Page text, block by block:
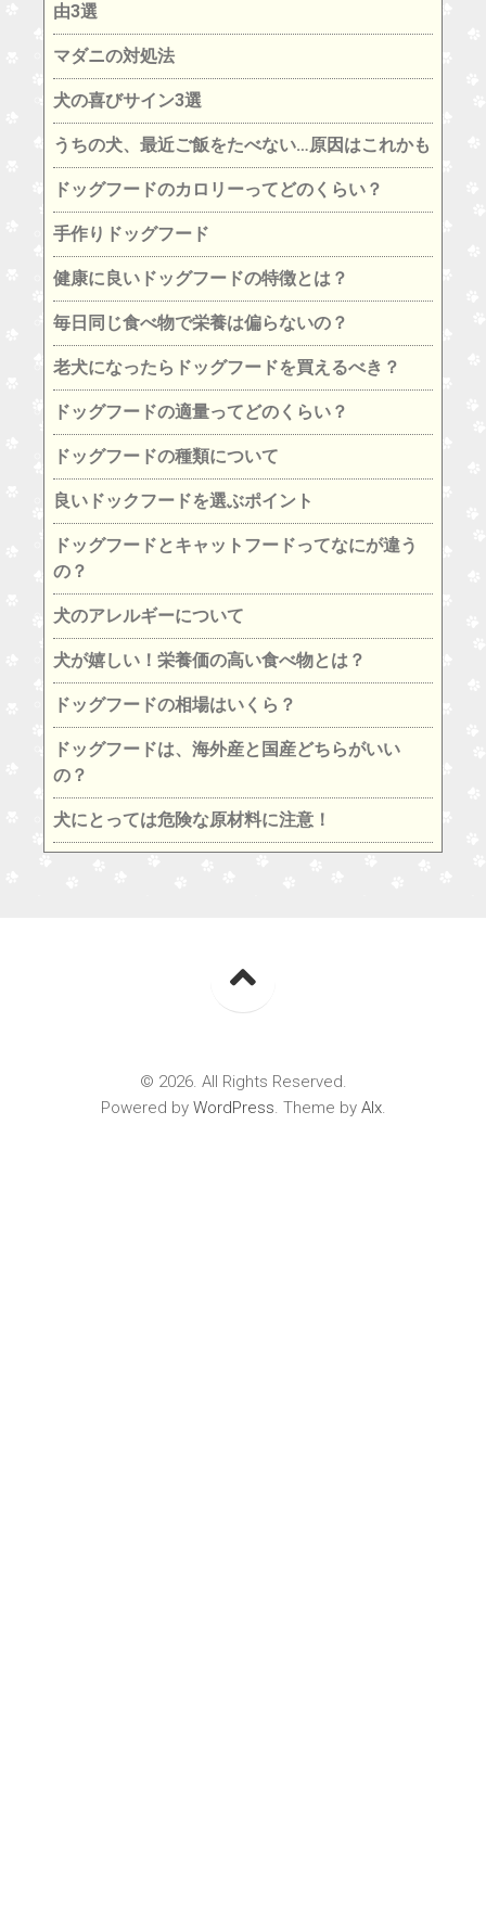
由3選
マダニの対処法
犬の喜びサイン3選
うちの犬、最近ご飯をたべない…原因はこれかも
ドッグフードのカロリーってどのくらい？
手作りドッグフード
健康に良いドッグフードの特徴とは？
毎日同じ食べ物で栄養は偏らないの？
老犬になったらドッグフードを買えるべき？
ドッグフードの適量ってどのくらい？
ドッグフードの種類について
良いドックフードを選ぶポイント
ドッグフードとキャットフードってなにが違う
の？
犬のアレルギーについて
犬が嬉しい！栄養価の高い食べ物とは？
ドッグフードの相場はいくら？
ドッグフードは、海外産と国産どちらがいい
の？
犬にとっては危険な原材料に注意！
© 2026. All Rights Reserved.
Powered by WordPress. Theme by Alx.